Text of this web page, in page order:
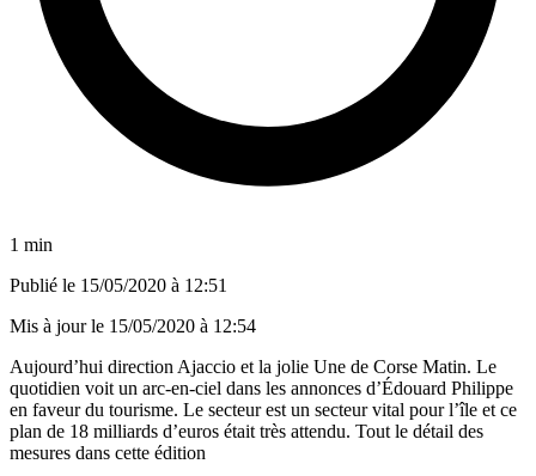
1 min
Publié le 15/05/2020 à 12:51
Mis à jour le 15/05/2020 à 12:54
Aujourd’hui direction Ajaccio et la jolie Une de Corse Matin. Le
quotidien voit un arc-en-ciel dans les annonces d’Édouard Philippe
en faveur du tourisme. Le secteur est un secteur vital pour l’île et ce
plan de 18 milliards d’euros était très attendu. Tout le détail des
mesures dans cette édition